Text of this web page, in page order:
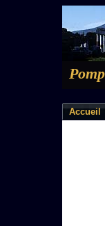
Accueil